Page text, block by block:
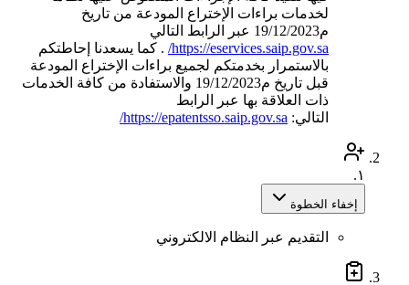
لخدمات براءات الإختراع المودعة من تاريخ
م19/12/2023 عبر الرابط التالي
https://eservices.saip.gov.sa/ . كما يسعدنا إحاطتكم
بالاستمرار بخدمتكم لجميع براءات الإختراع المودعة
قبل تاريخ م19/12/2023 والاستفادة من كافة الخدمات
ذات العلاقة بها عبر الرابط
التالي: https://epatentsso.saip.gov.sa/
١.
إخفاء الخطوة
التقديم عبر النظام الالكتروني